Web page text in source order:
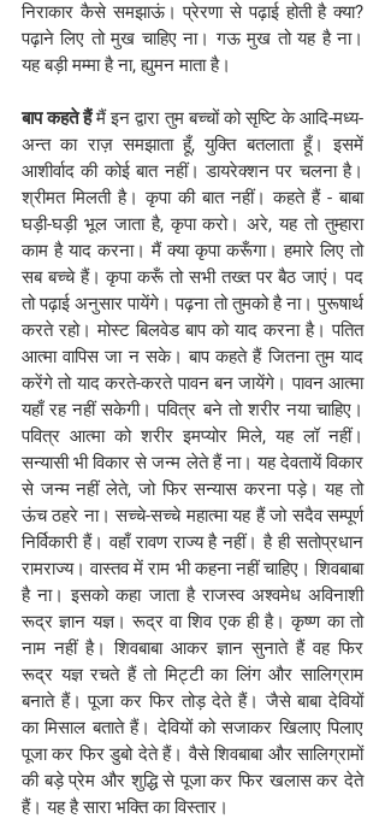
निराकार कैसे समझाऊं। प्रेरणा से पढ़ाई होती है क्या?
पढ़ाने लिए तो मुख चाहिए ना। गऊ मुख तो यह है ना।
यह बड़ी मम्मा है ना, ह्युमन माता है।
बाप कहते हैं मैं इन द्वारा तुम बच्चों को सृष्टि के आदि-मध्य-
अन्त का राज़ समझाता हूँ, युक्ति बतलाता हूँ। इसमें
आशीर्वाद की कोई बात नहीं। डायरेक्शन पर चलना है।
श्रीमत मिलती है। कृपा की बात नहीं। कहते हैं - बाबा
घड़ी-घड़ी भूल जाता है, कृपा करो। अरे, यह तो तुम्हारा
काम है याद करना। मैं क्या कृपा करूँगा। हमारे लिए तो
सब बच्चे हैं। कृपा करूँ तो सभी तख्त पर बैठ जाएं। पद
तो पढ़ाई अनुसार पायेंगे। पढ़ना तो तुमको है ना। पुरूषार्थ
करते रहो। मोस्ट बिलवेड बाप को याद करना है। पतित
आत्मा वापिस जा न सके। बाप कहते हैं जितना तुम याद
करेंगे तो याद करते-करते पावन बन जायेंगे। पावन आत्मा
यहाँ रह नहीं सकेगी। पवित्र बने तो शरीर नया चाहिए।
पवित्र आत्मा को शरीर इमप्योर मिले, यह लॉ नहीं।
सन्यासी भी विकार से जन्म लेते हैं ना। यह देवतायें विकार
से जन्म नहीं लेते, जो फिर सन्यास करना पड़े। यह तो
ऊंच ठहरे ना। सच्चे-सच्चे महात्मा यह हैं जो सदैव सम्पूर्ण
निर्विकारी हैं। वहाँ रावण राज्य है नहीं। है ही सतोप्रधान
रामराज्य। वास्तव में राम भी कहना नहीं चाहिए। शिवबाबा
है ना। इसको कहा जाता है राजस्व अश्वमेध अविनाशी
रूद्र ज्ञान यज्ञ। रूद्र वा शिव एक ही है। कृष्ण का तो
नाम नहीं है। शिवबाबा आकर ज्ञान सुनाते हैं वह फिर
रूद्र यज्ञ रचते हैं तो मिट्टी का लिंग और सालिग्राम
बनाते हैं। पूजा कर फिर तोड़ देते हैं। जैसे बाबा देवियों
का मिसाल बताते हैं। देवियों को सजाकर खिलाए पिलाए
पूजा कर फिर डुबो देते हैं। वैसे शिवबाबा और सालिग्रामों
की बड़े प्रेम और शुद्धि से पूजा कर फिर खलास कर देते
हैं। यह है सारा भक्ति का विस्तार।